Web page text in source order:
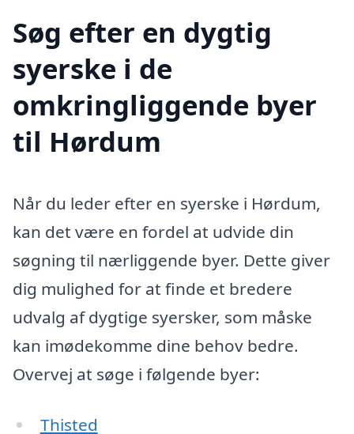
Søg efter en dygtig
syerske i de
omkringliggende byer
til Hørdum
Når du leder efter en syerske i Hørdum,
kan det være en fordel at udvide din
søgning til nærliggende byer. Dette giver
dig mulighed for at finde et bredere
udvalg af dygtige syersker, som måske
kan imødekomme dine behov bedre.
Overvej at søge i følgende byer:
Thisted